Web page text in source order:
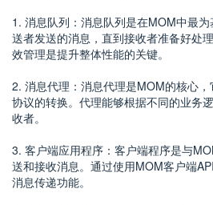
1. 消息队列：消息队列是在MOM中最
送者发送的消息，直到接收者准备好处
效管理是提升整体性能的关键。
2. 消息代理：消息代理是MOM的核心
协议的转换。代理能够根据不同的业务
收者。
3. 客户端应用程序：客户端程序是与
送和接收消息。通过使用MOM客户端
消息传递功能。